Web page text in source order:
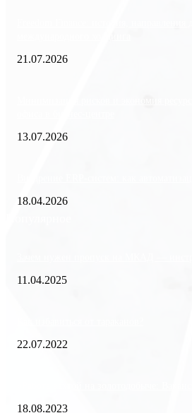
21.07.2026
13.07.2026
18.04.2026
11.04.2025
22.07.2022
18.08.2023